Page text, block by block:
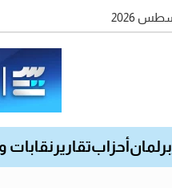
برلمان أحزابتقارير نقابات